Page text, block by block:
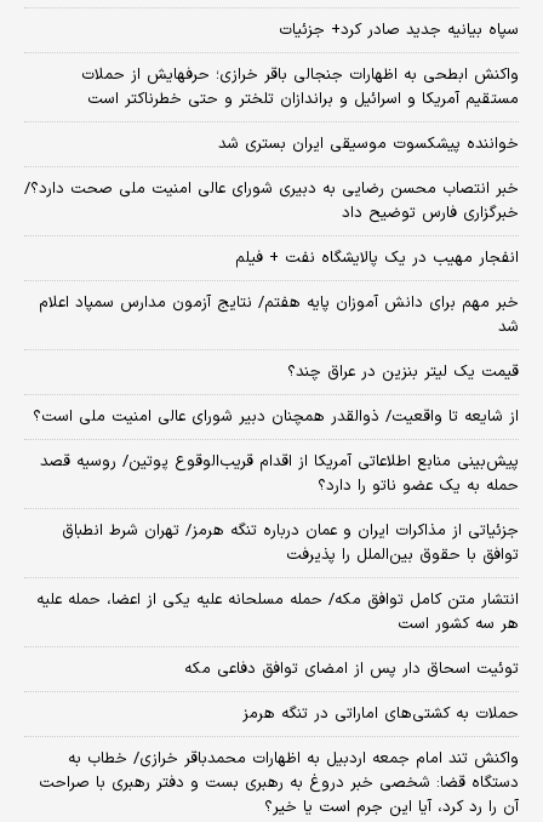
سپاه بیانیه جدید صادر کرد+ جزئیات
واکنش ابطحی به اظهارات جنجالی باقر خرازی؛ حرفهایش از حملات
مستقیم آمریکا و اسرائیل و براندازان تلختر و حتی خطرناکتر است
خواننده پیشکسوت موسیقی ایران بستری شد
خبر انتصاب محسن رضایی به دبیری شورای عالی امنیت ملی صحت دارد؟/
خبرگزاری فارس توضیح داد
انفجار مهیب در یک پالایشگاه نفت + فیلم
خبر مهم برای دانش آموزان پایه هفتم/ نتایج آزمون مدارس سمپاد اعلام
شد
قیمت یک لیتر بنزین در عراق چند؟
از شایعه تا واقعیت/ ذوالقدر همچنان دبیر شورای ‌عالی امنیت ملی است؟
پیش‌بینی منابع اطلاعاتی آمریکا از اقدام قریب‌الوقوع پوتین/ روسیه قصد
حمله به یک عضو ناتو را دارد؟
جزئیاتی از مذاکرات ایران و عمان درباره تنگه هرمز/ تهران شرط انطباق
توافق با حقوق بین‌الملل را پذیرفت
انتشار متن کامل توافق مکه/ حمله مسلحانه علیه یکی از اعضا، حمله علیه
هر سه کشور است
توئیت اسحاق دار پس از امضای توافق دفاعی مکه
حملات به کشتی‌های اماراتی در تنگه هرمز
واکنش تند امام جمعه اردبیل به اظهارات محمدباقر خرازی/ خطاب به
دستگاه قضا: شخصی خبر دروغ به رهبری بست و دفتر رهبری با صراحت
آن را رد کرد، آیا این جرم است یا خیر؟